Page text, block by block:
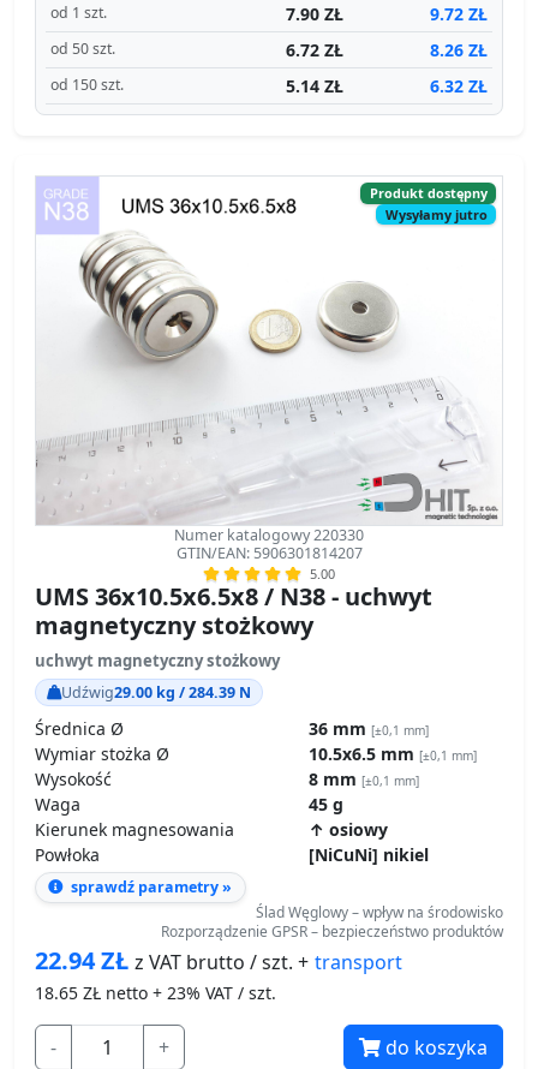
od 1 szt. 7.90 ZŁ 9.72 ZŁ
od 50 szt. 6.72 ZŁ 8.26 ZŁ
od 150 szt. 5.14 ZŁ 6.32 ZŁ
Produkt dostępny
Wysyłamy jutro
Numer katalogowy 220330
GTIN/EAN: 5906301814207
5.00
UMS 36x10.5x6.5x8 / N38 - uchwyt
magnetyczny stożkowy
uchwyt magnetyczny stożkowy
Udźwig29.00 kg / 284.39 N
Średnica Ø 36 mm [±0,1 mm]
Wymiar stożka Ø 10.5x6.5 mm [±0,1 mm]
Wysokość 8 mm [±0,1 mm]
Waga
45 g
Kierunek magnesowania
↑ osiowy
Powłoka
[NiCuNi] nikiel
sprawdź parametry »
Ślad Węglowy – wpływ na środowisko
Rozporządzenie GPSR – bezpieczeństwo produktów
22.94ZŁ z VAT brutto / szt. + transport
18.65 ZŁ netto + 23% VAT / szt.
- + do koszyka